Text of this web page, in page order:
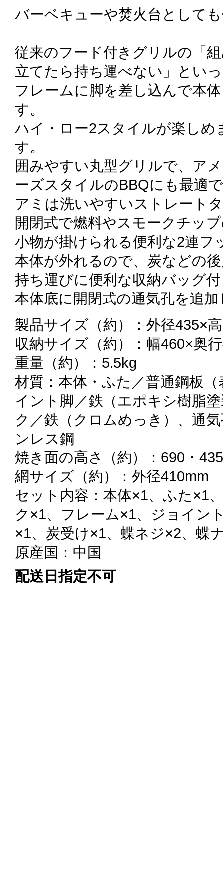
バーベキューや焚火台として
従来のフード付きグリルの「
立てたら持ち運べない」とい
フレームに脚を差し込んで本
す。
ハイ・ロー2スタイルが楽し
す。
囲みやすい丸型グリルで、ア
ーズスタイルのBBQにも最適
アミは洗いやすいストレート
開閉式で燃料やスモークチッ
小物が掛けられる便利な2連フ
本体が外れるので、炭などの
持ち運びに便利な収納バッグ
本体底に開閉式の通気孔を追
製品サイズ（約）：外径435×
収納サイズ（約）：幅460×奥
重量（約）：5.5kg
材質：本体・ふた／普通鋼板
イント脚／鉄（エポキシ樹脂
ク／鉄（クロムめっき）、通
ンレス鋼
焼き面の高さ（約）：690・
網サイズ（約）：外径410mm
セット内容：本体×1、ふた×1
ク×1、フレーム×1、ジョイン
×1、炭受け×1、蝶ネジ×2、蝶
原産国：中国
配送日指定不可